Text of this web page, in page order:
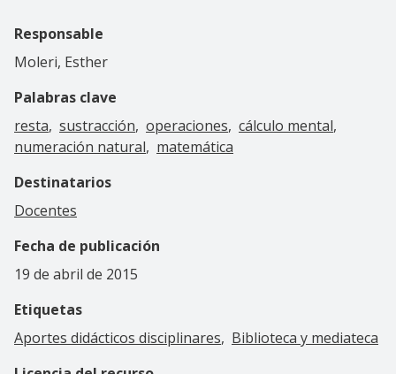
Responsable
Moleri, Esther
Palabras clave
resta sustracción operaciones cálculo mental
numeración natural
matemática
Destinatarios
Docentes
Fecha de publicación
19 de abril de 2015
Etiquetas
Aportes didácticos disciplinares
Biblioteca y mediateca